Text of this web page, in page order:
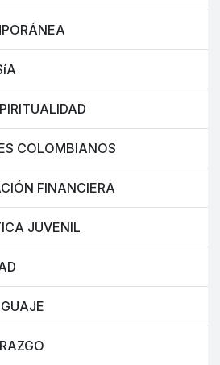
COLOMBIANOS
FINANCIERA
JUVENIL